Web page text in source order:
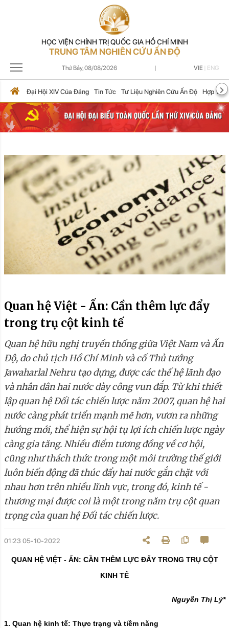
HỌC VIỆN CHÍNH TRỊ QUỐC GIA HỒ CHÍ MINH
TRUNG TÂM NGHIÊN CỨU ẤN ĐỘ
Thứ Bảy,08/08/2026 | VIE ENG
Đại Hội XIV Của Đảng Tin Tức Tư Liệu Nghiên Cứu Ấn Độ Hợp Tác
Quan hệ Việt - Ấn: Cần thêm lực đẩy
trong trụ cột kinh tế
Quan hệ hữu nghị truyền thống giữa Việt Nam và Ấn
Độ, do chủ tịch Hồ Chí Minh và cố Thủ tướng
Jawaharlal Nehru tạo dựng, được các thế hệ lãnh đạo
và nhân dân hai nước dày công vun đắp. Từ khi thiết
lập quan hệ Đối tác chiến lược năm 2007, quan hệ hai
nước càng phát triển mạnh mẽ hơn, vươn ra những
hướng mới, thể hiện sự hội tụ lợi ích chiến lược ngày
càng gia tăng. Nhiều điểm tương đồng về cơ hội,
cũng như thách thức trong một môi trường thế giới
luôn biến động đã thúc đẩy hai nước gắn chặt với
nhau hơn trên nhiều lĩnh vực, trong đó, kinh tế -
thương mại được coi là một trong năm trụ cột quan
trọng của quan hệ Đối tác chiến lược.
01:23 05-10-2022
QUAN HỆ VIỆT - ẤN: CẦN THÊM LỰC ĐẨY TRONG TRỤ CỘT
KINH TẾ
Nguyễn Thị Lý*
1. Quan hệ kinh tế: Thực trạng và tiềm năng